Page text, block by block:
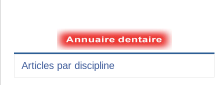
Articles par discipline